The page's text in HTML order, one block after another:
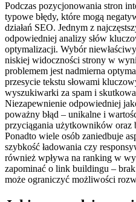
Podczas pozycjonowania stron
typowe błędy, które mogą
działań SEO. Jednym z
odpowiedniej analizy słów
optymalizacji. Wybór
niskiej widoczności strony w
problemem jest nadmierna
przesycie tekstu słowami
wyszukiwarki za spam i
Niezapewnienie odpowiedniej
poważny błąd – unikalne i
przyciągania użytkowników oraz
Ponadto wiele osób zaniedbuje
szybkość ładowania czy
również wpływa na ranking w
zapominać o link buildingu –
może ograniczyć możliwości